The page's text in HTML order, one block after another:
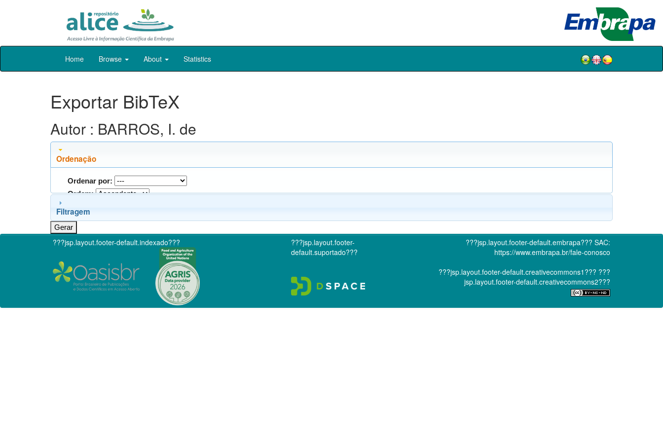
Skip
Home Browse About Statistics
Exportar BibTeX
Autor : BARROS, I. de
Ordenação
Ordenar por:
Ordem:
Filtragem
???jsp.layout.footer-default.indexado???
???jsp.layout.footer-
default.suportado???
???jsp.layout.footer-default.embrapa??? SAC:
https://www.embrapa.br/fale-conosco
???jsp.layout.footer-default.creativecommons1??? ???
jsp.layout.footer-default.creativecommons2???